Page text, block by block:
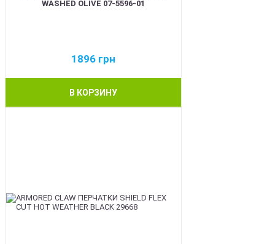
WASHED OLIVE 07-5596-01
1896 грн
В КОРЗИНУ